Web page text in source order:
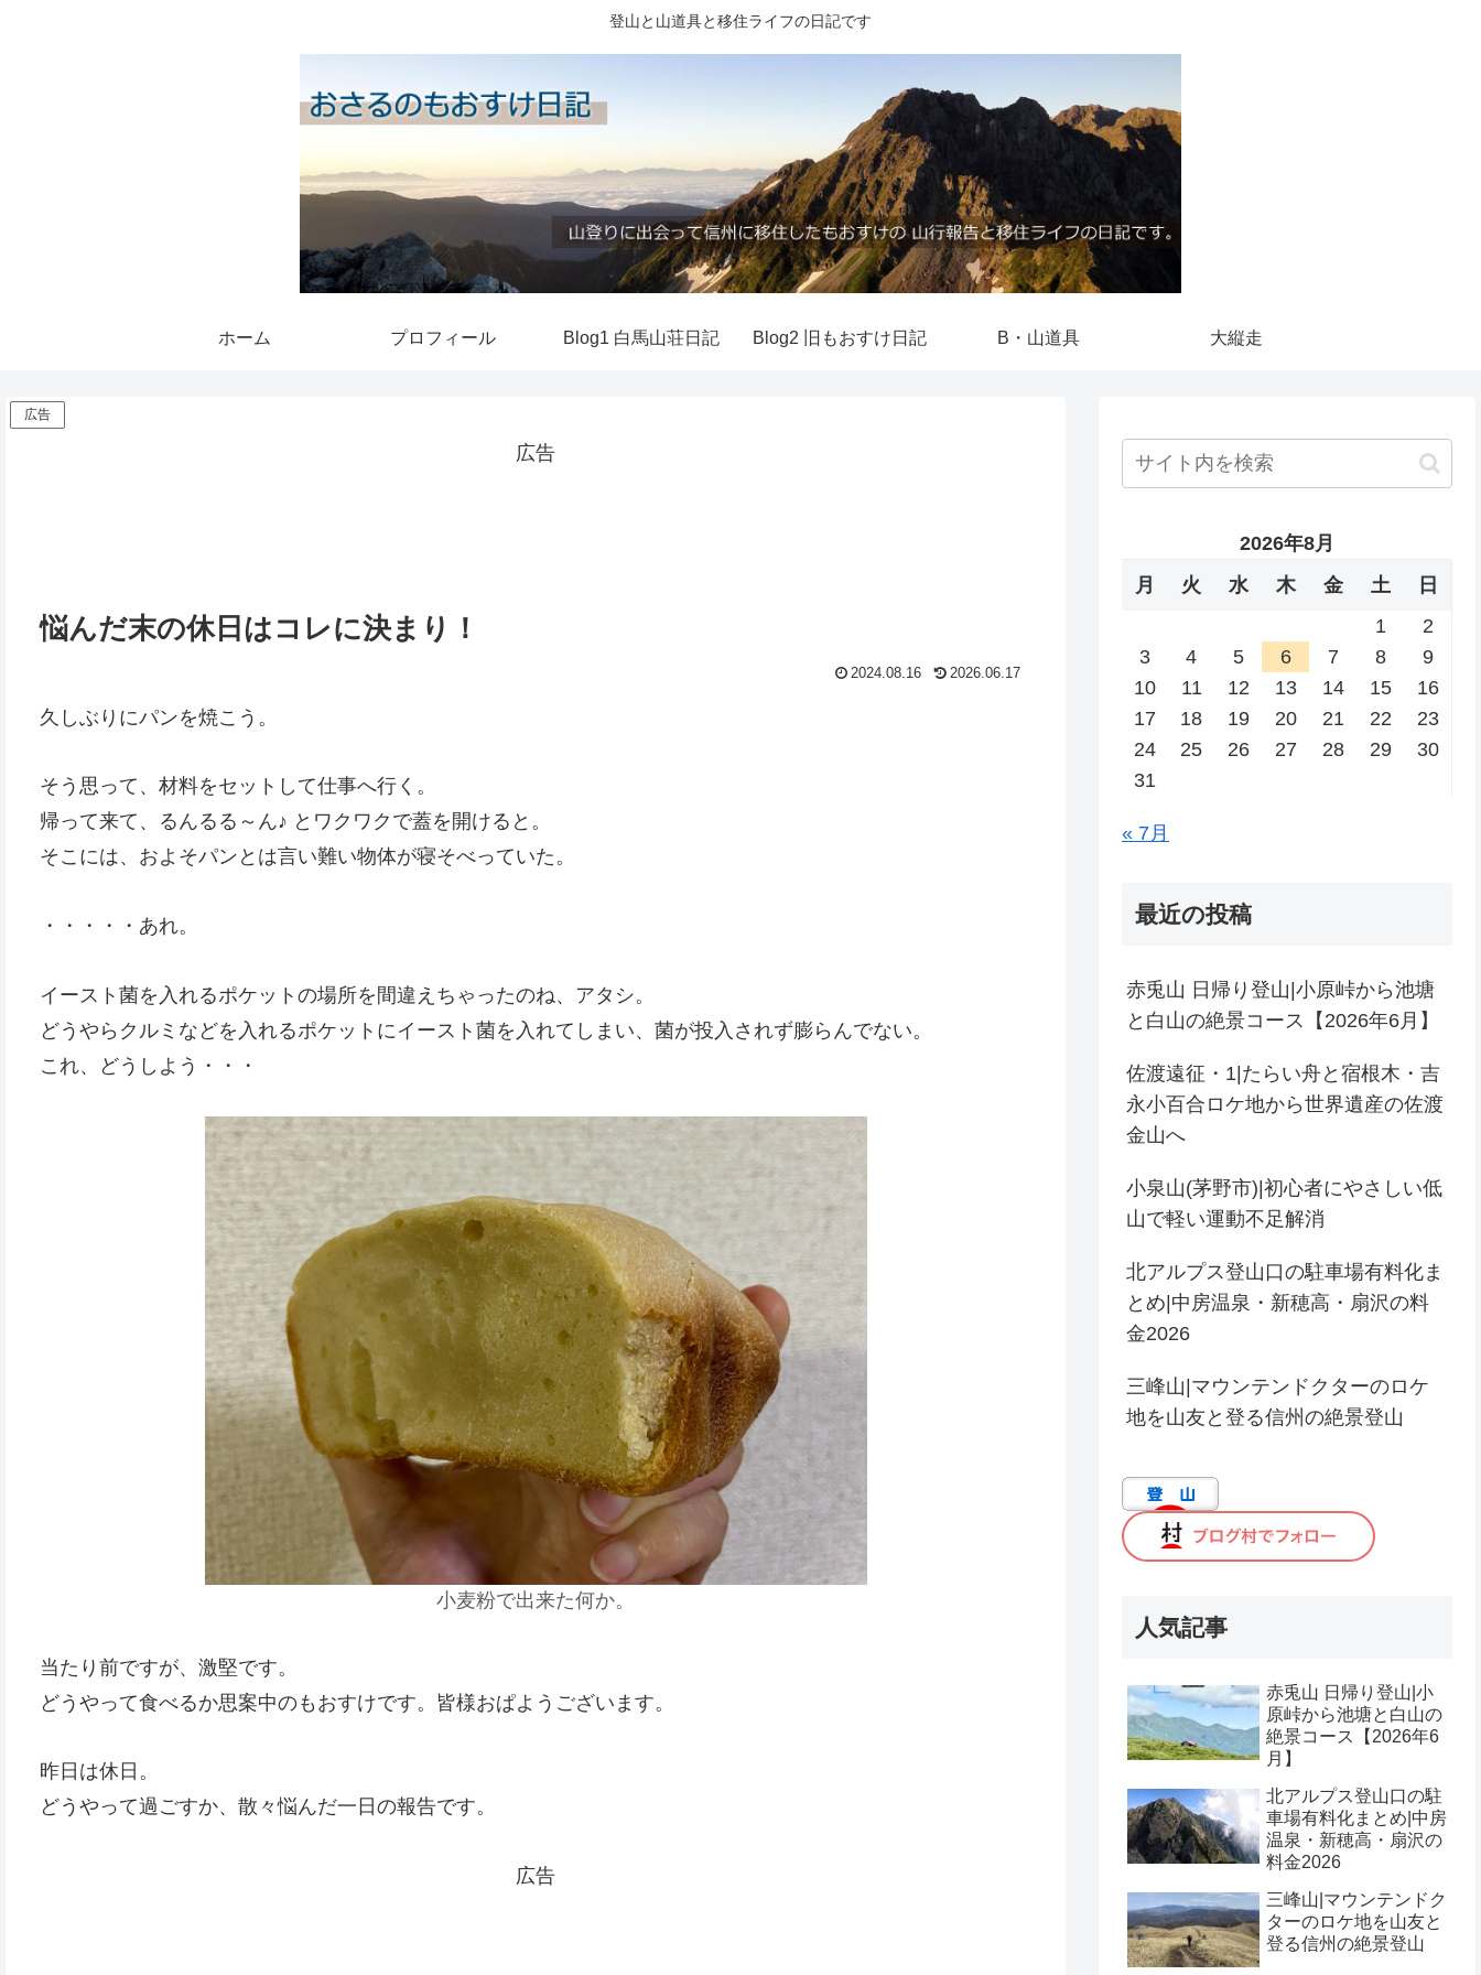
登山と山道具と移住ライフの日記です
ホーム プロフィール Blog1 白馬山荘日記 Blog2 旧もおすけ日記 B・山道具 大縦走
広告
広告
悩んだ末の休日はコレに決まり！
2024.08.16 2026.06.17
久しぶりにパンを焼こう。
そう思って、材料をセットして仕事へ行く。
帰って来て、るんるる～ん♪ とワクワクで蓋を開けると。
そこには、およそパンとは言い難い物体が寝そべっていた。
・・・・・あれ。
イースト菌を入れるポケットの場所を間違えちゃったのね、アタシ。
どうやらクルミなどを入れるポケットにイースト菌を入れてしまい、菌が投入されず膨らんでない。
これ、どうしよう・・・
小麦粉で出来た何か。
当たり前ですが、激堅です。
どうやって食べるか思案中のもおすけです。皆様おぱようございます。
昨日は休日。
どうやって過ごすか、散々悩んだ一日の報告です。
広告
2026年8月
月
火 水 木 金 土
日
1
2
3
4 5 6 7 8
9
10
11 12 13 14 15
16
17
18 19 20 21 22
23
24
25 26 27 28 29
30
31
« 7月
最近の投稿
赤兎山 日帰り登山|小原峠から池塘
と白山の絶景コース【2026年6月】
佐渡遠征・1|たらい舟と宿根木・吉
永小百合ロケ地から世界遺産の佐渡
金山へ
小泉山(茅野市)|初心者にやさしい低
山で軽い運動不足解消
北アルプス登山口の駐車場有料化ま
とめ|中房温泉・新穂高・扇沢の料
金2026
三峰山|マウンテンドクターのロケ
地を山友と登る信州の絶景登山
人気記事
赤兎山 日帰り登山|小
原峠から池塘と白山の
絶景コース【2026年6
月】
北アルプス登山口の駐
車場有料化まとめ|中房
温泉・新穂高・扇沢の
料金2026
三峰山|マウンテンドク
ターのロケ地を山友と
登る信州の絶景登山